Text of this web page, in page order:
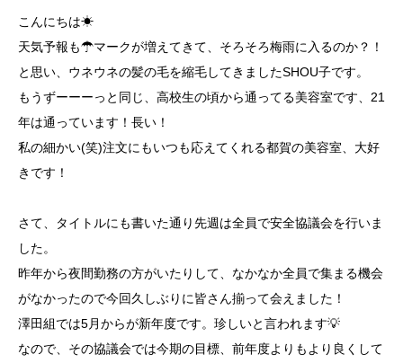
こんにちは☀
天気予報も☂マークが増えてきて、そろそろ梅雨に入るのか？！
と思い、ウネウネの髪の毛を縮毛してきましたSHOU子です。
もうずーーーっと同じ、高校生の頃から通ってる美容室です、21
年は通っています！長い！
私の細かい(笑)注文にもいつも応えてくれる都賀の美容室、大好
きです！
さて、タイトルにも書いた通り先週は全員で安全協議会を行いま
した。
昨年から夜間勤務の方がいたりして、なかなか全員で集まる機会
がなかったので今回久しぶりに皆さん揃って会えました！
澤田組では5月からが新年度です。珍しいと言われます💡
なので、その協議会では今期の目標、前年度よりもより良くして